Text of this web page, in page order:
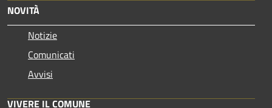
NOVITÀ
Notizie
Comunicati
Avvisi
VIVERE IL COMUNE